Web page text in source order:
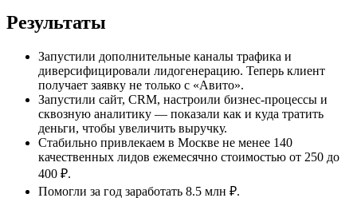
Результаты
Запустили дополнительные каналы трафика и
диверсифицировали лидогенерацию. Теперь клиент
получает заявку не только с «Авито».
Запустили сайт, CRM, настроили бизнес-процессы и
сквозную аналитику — показали как и куда тратить
деньги, чтобы увеличить выручку.
Стабильно привлекаем в Москве не менее 140
качественных лидов ежемесячно стоимостью от 250 до
400 ₽.
Помогли за год заработать 8.5 млн ₽.